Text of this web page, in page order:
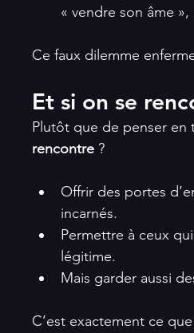
« vendre son âme
Ce faux dilemme
Et si on se
Plutôt que de penser en
rencontre ?
Offrir des portes
incarnés.
Permettre à ceux
légitime.
Mais garder aussi
C’est exactement ce